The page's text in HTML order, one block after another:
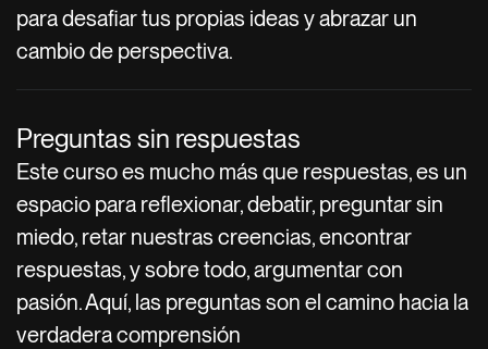
para desafiar tus propias ideas y abrazar un
cambio de perspectiva.
Preguntas sin respuestas
Este curso es mucho más que respuestas, es un
espacio para reflexionar, debatir, preguntar sin
miedo, retar nuestras creencias, encontrar
respuestas, y sobre todo, argumentar con
pasión. Aquí, las preguntas son el camino hacia la
verdadera comprensión